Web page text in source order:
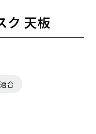
ク 天板
合